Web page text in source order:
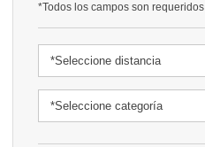
*Todos los campos son requeridos